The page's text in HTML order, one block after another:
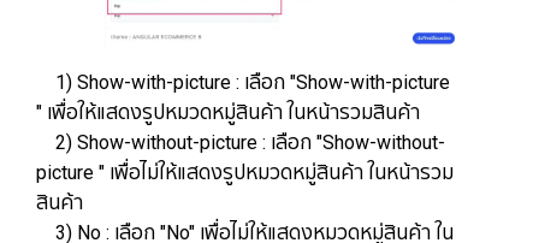
1) Show-with-picture : เลือก "Show-with-picture
" เพื่อให้แสดงรูปหมวดหมู่สินค้า ในหน้ารวมสินค้า
2) Show-without-picture : เลือก "Show-without-
picture " เพื่อไม่ให้แสดงรูปหมวดหมู่สินค้า ในหน้ารวม
สินค้า
3) No : เลือก "No" เพื่อไม่ให้แสดงหมวดหมู่สินค้า ใน